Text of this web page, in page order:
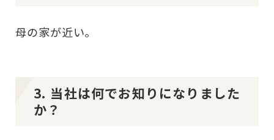
母の家が近い。
3. 当社は何でお知りになりました
か？